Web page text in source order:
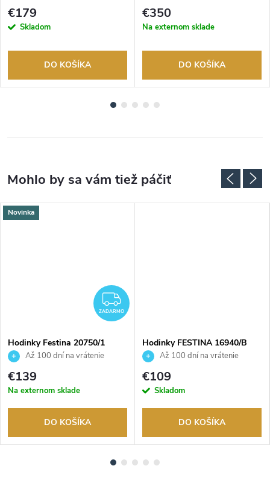
tovaru. Autorizovaný predajca.
€179
Skladom
DO KOŠÍKA
tovaru. Autorizovaný predajca.
€350
Na externom sklade
DO KOŠÍKA
Novinka
ZADARMO
ZADARMO
Hodinky Festina 20750/1
Až 100 dní na vrátenie
tovaru. Autorizovaný predajca.
€139
Na externom sklade
DO KOŠÍKA
Hodinky FESTINA 16940/B
Až 100 dní na vrátenie
tovaru. Autorizovaný predajca.
€109
Skladom
DO KOŠÍKA